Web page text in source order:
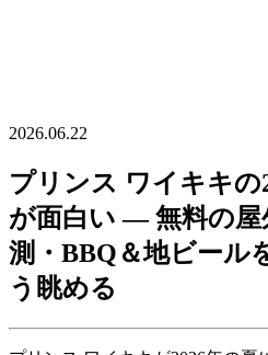
2026.06.22
プリンス ワイキキの
が面白い ― 無料の屋
測・BBQ＆地ビール
う眺める